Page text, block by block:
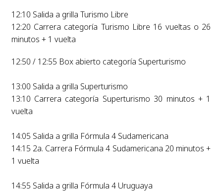
12:10 Salida a grilla Turismo Libre
12:20 Carrera categoría Turismo Libre 16 vueltas o 26
minutos + 1 vuelta
12:50 / 12:55 Box abierto categoría Superturismo
13:00 Salida a grilla Superturismo
13:10 Carrera categoría Superturismo 30 minutos + 1
vuelta
14:05 Salida a grilla Fórmula 4 Sudamericana
14:15 2a. Carrera Fórmula 4 Sudamericana 20 minutos +
1 vuelta
14:55 Salida a grilla Fórmula 4 Uruguaya